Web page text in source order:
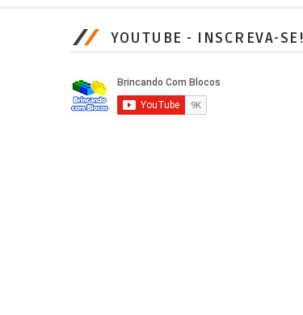
YOUTUBE - INSCREVA-SE!